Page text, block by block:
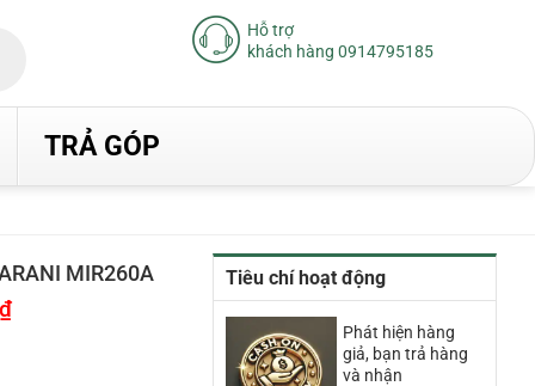
Hỗ trợ
khách hàng 0914795185
TRẢ GÓP
Tiêu chí hoạt động
Phát hiện hàng
giả, bạn trả hàng
và nhận
MIR260A
₫Giá